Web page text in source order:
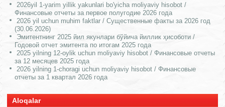
2026yil 1-yarim yillik yakunlari bo'yicha moliyaviy hisobot /
Финансовые отчеты за первое полугодие 2026 года
2026 yil uchun muhim faktlar / Существенные факты за 2026 год
(30.06.2026)
Эмитентнинг 2025 йил якунлари бўйича йиллик ҳисоботи /
Годовой отчет эмитента по итогам 2025 года
2025 yilning 12-oylik uchun moliyaviy hisobot / Финансовые отчеты
за 12 месяцев 2025 года
2026 yilning 1-choragi uchun moliyaviy hisobot / Финансовые
отчеты за 1 квартал 2026 года
Aloqalar